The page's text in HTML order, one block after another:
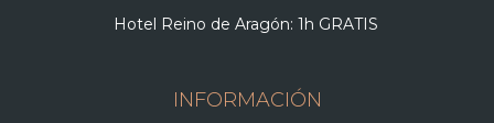
Hotel Reino de Aragón: 1h GRATIS
INFORMACIÓN